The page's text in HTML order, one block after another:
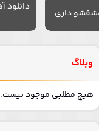
داری
دانلود
وبلاگ
هیچ مطلبی موجود نیست.